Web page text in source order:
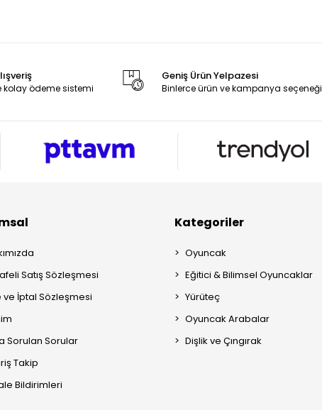
kolay ödeme sistemi
Geniş Ürün Yelpazesi
Binlerce ürün ve kampanya seçeneği
Satış Sözleşmesi
ve İptal Sözleşmesi
Sorulan Sorular
Takip
Bildirimleri
Kategoriler
Oyuncak
Eğitici & Bilimsel Oyuncaklar
Yürüteç
Oyuncak Arabalar
Dişlik ve Çıngırak